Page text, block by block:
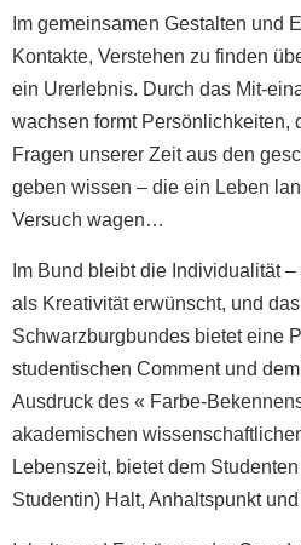
Im gemeinsamen Gestalten und
Kontakte, Verstehen zu finden
ein Urerlebnis. Durch das Mit-
wachsen formt Persönlichkeiten,
Fragen unserer Zeit aus den
geben wissen – die ein Leben
Versuch wagen…
Im Bund bleibt die Individualität
als Kreativität erwünscht, und
Schwarzburgbundes bietet eine
studentischen Comment und
Ausdruck des « Farbe-
akademischen
Lebenszeit, bietet dem
Studentin) Halt, Anhaltspunkt